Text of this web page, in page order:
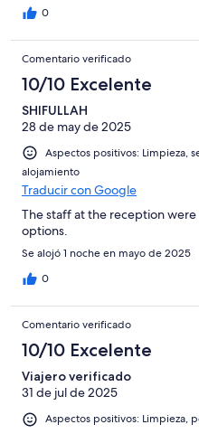
0
Comentario verificado
10/10 Excelente
SHIFULLAH
28 de may de 2025
Aspectos positivos: Limpieza,
alojamiento
Traducir con Google
The staff at the reception
options.
Se alojó 1 noche en mayo de 2025
0
Comentario verificado
10/10 Excelente
Viajero verificado
31 de jul de 2025
Aspectos positivos: Limpieza,